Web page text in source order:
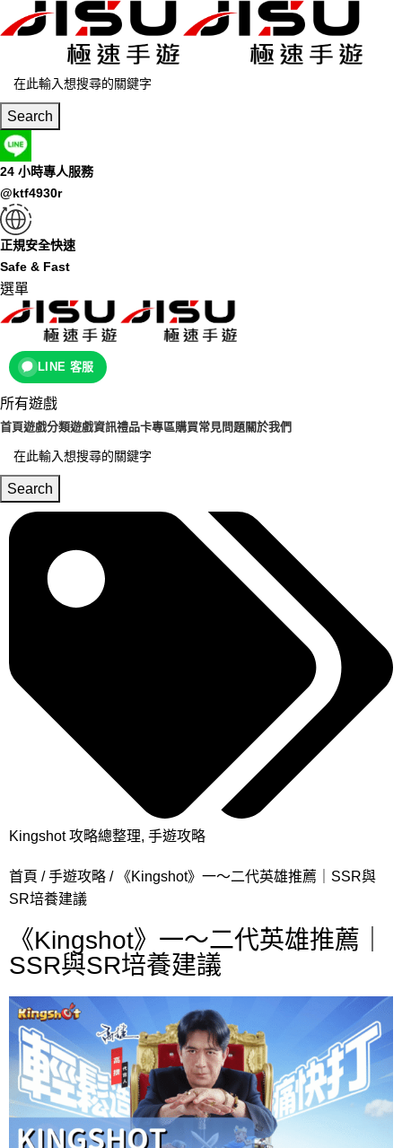
Search
24 小時專人服務
@ktf4930r
正規安全快速
Safe & Fast
選單
LINE 客服
所有遊戲
首頁遊戲分類遊戲資訊禮品卡專區購買常見問題關於我們
Search
Kingshot 攻略總整理, 手遊攻略
首頁 手遊攻略
《Kingshot》一～二代英雄推薦｜SSR與
SR培養建議
《Kingshot》一～二代英雄推薦｜
SSR與SR培養建議